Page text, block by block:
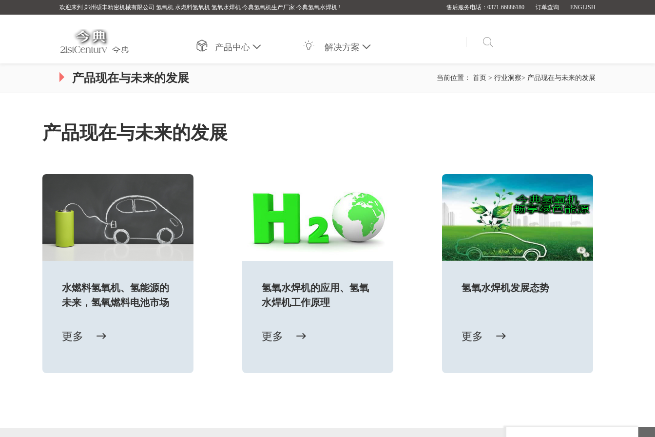
欢迎来到 郑州硕丰精密机械有限公司 氢氧机 水燃料氢氧机 氢氧水焊机 今典氢氧机生产厂家 今典氢氧水焊机 ! 售后服务电话：0371-66886180 订单查询 ENGLISH
 产品中心   解决方案 

产品现在与未来的发展 当前位置： 首页 > 行业洞察> 产品现在与未来的发展
产品现在与未来的发展
水燃料氢氧机、氢能源的
未来，氢氧燃料电池市场
更多 
氢氧水焊机的应用、氢氧
水焊机工作原理
更多 
氢氧水焊机发展态势
更多 